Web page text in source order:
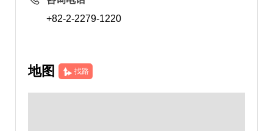
+82-2-2279-1220
地图 找路